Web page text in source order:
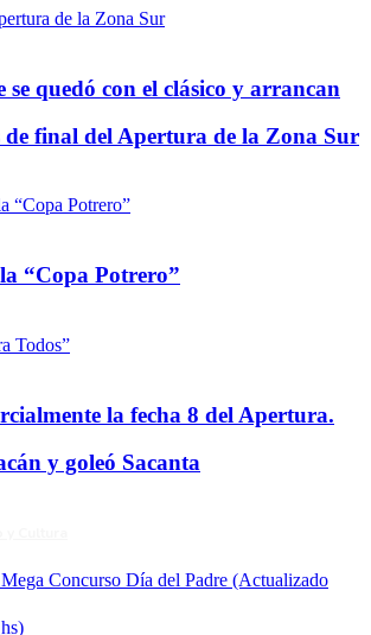
se quedó con el clásico y arrancan
de final del Apertura de la Zona Sur
“Copa Potrero”
la fecha 8 del Apertura.
y goleó Sacanta